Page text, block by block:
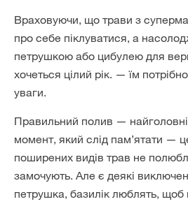
Враховуючи, що трави з
про себе піклуватися, а
петрушкою або цибулею для
хочеться цілий рік. — їм
уваги.
Правильний полив —
момент, який слід пам’ятати —
поширених видів трав не
замочують. Але є деякі
петрушка, базилік люблять, щоб